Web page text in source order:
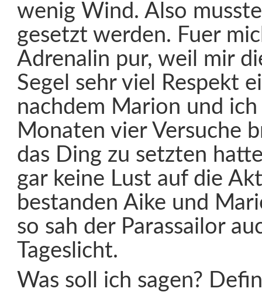
wenig Wind. Also
gesetzt werden. Fuer
Adrenalin pur, weil mir
Segel sehr viel Respekt
nachdem Marion und
Monaten vier Versuche
das Ding zu setzten
gar keine Lust auf die
bestanden Aike und
so sah der Parassailor
Tageslicht.
Was soll ich sagen?